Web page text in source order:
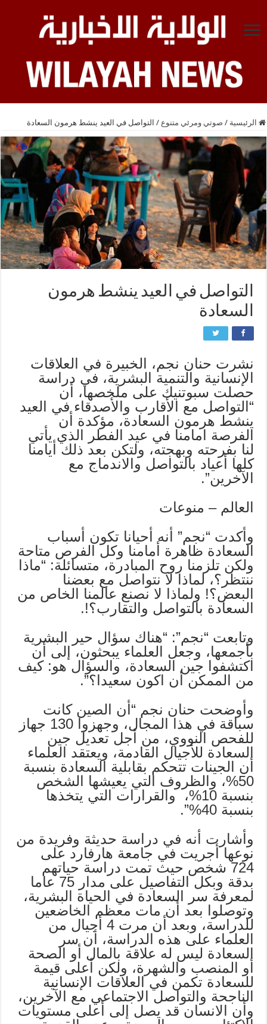
الرئيسية / صوتي ومرئي متنوع / التواصل في العيد ينشط هرمون السعادة
التواصل في العيد ينشط هرمون
السعادة
نشرت حنان نجم، الخبيرة في العلاقات
الإنسانية والتنمية البشرية، في دراسة
حصلت سبوتنيك على ملخصها، أن
“التواصل مع الأقارب والأصدقاء في العيد
ينشط هرمون السعادة، مؤكدة أن
الفرصة امامنا في عيد الفطر الذي يأتي
لنا بفرحته وبهجته، ولتكن بعد ذلك أيامنا
كلها أعياد بالتواصل والاندماج مع
الآخرين”.
العالم – منوعات
وأكدت “نجم” أنه أحيانا تكون أسباب
السعادة ظاهرة أمامنا وكل الفرص متاحة
ولكن تلزمنا روح المبادرة، متسائلة: “ماذا
ننتظر؟، لماذا لا نتواصل مع بعضنا
البعض؟! ولماذا لا نصنع عالمنا الخاص من
السعادة بالتواصل والتقارب؟!.
وتابعت “نجم”: “هناك سؤال حير البشرية
بأجمعها، وجعل العلماء يبحثون، إلى أن
اكتشفوا جين السعادة، والسؤال هو: كيف
من الممكن أن اكون سعيدا؟”.
وأوضحت حنان نجم “أن الصين كانت
سباقة في هذا المجال، وجهزوا 130 جهاز
للفحص النووي، من أجل تعديل جين
السعادة للأجيال القادمة، ويعتقد العلماء
أن الجينات تتحكم بقابلية السعادة بنسبة
50%، والظروف التي يعيشها الشخص
بنسبة 10%، والقرارات التي يتخذها
بنسبة 40%”.
وأشارت أنه في دراسة حديثة وفريدة من
نوعها أجريت في جامعة هارفارد على
724 شخص حيث تمت دراسة حياتهم
بدقة وبكل التفاصيل على مدار 75 عاما
لمعرفة سر السعادة في الحياة البشرية،
وتوصلوا بعد أن مات معظم الخاضعين
للدراسة، وبعد أن مرت 4 أجيال من
العلماء على هذه الدراسة، أن سر
السعادة ليس له علاقة بالمال أو الصحة
أو المنصب والشهرة، ولكن أعلى قيمة
للسعادة تكمن في العلاقات الإنسانية
الناجحة والتواصل الاجتماعي مع الآخرين،
وأن الانسان قد يصل إلى أعلى مستويات